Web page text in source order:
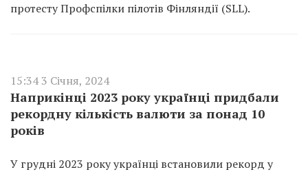
протесту Профспілки пілотів Фінляндії (SLL).
15:34 3 Січня, 2024
Наприкінці 2023 року українці придбали
рекордну кількість валюти за понад 10
років
У грудні 2023 року українці встановили рекорд у